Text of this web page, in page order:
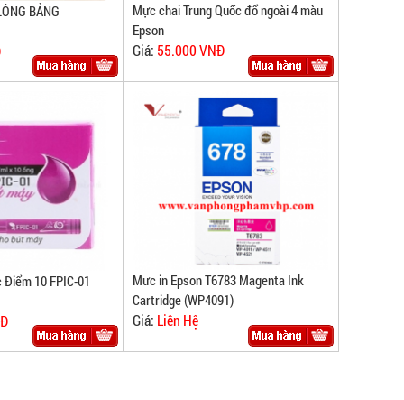
BẢNG
Mực chai Trung Quốc đổ ngoài 4 màu
Epson
Giá: 55.000 VNĐ
10 FPIC-01
Mưc in Epson T6783 Magenta Ink
Cartridge (WP4091)
Giá: Liên Hệ